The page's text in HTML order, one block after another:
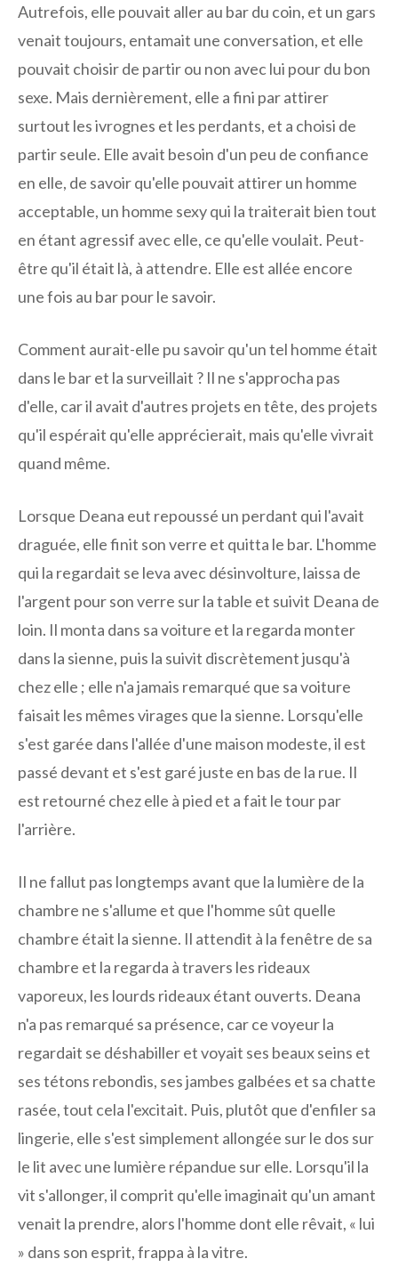
Autrefois, elle pouvait aller au bar du coin, et un gars
venait toujours, entamait une conversation, et elle
pouvait choisir de partir ou non avec lui pour du bon
sexe. Mais dernièrement, elle a fini par attirer
surtout les ivrognes et les perdants, et a choisi de
partir seule. Elle avait besoin d'un peu de confiance
en elle, de savoir qu'elle pouvait attirer un homme
acceptable, un homme sexy qui la traiterait bien tout
en étant agressif avec elle, ce qu'elle voulait. Peut-
être qu'il était là, à attendre. Elle est allée encore
une fois au bar pour le savoir.
Comment aurait-elle pu savoir qu'un tel homme était
dans le bar et la surveillait ? Il ne s'approcha pas
d'elle, car il avait d'autres projets en tête, des projets
qu'il espérait qu'elle apprécierait, mais qu'elle vivrait
quand même.
Lorsque Deana eut repoussé un perdant qui l'avait
draguée, elle finit son verre et quitta le bar. L'homme
qui la regardait se leva avec désinvolture, laissa de
l'argent pour son verre sur la table et suivit Deana de
loin. Il monta dans sa voiture et la regarda monter
dans la sienne, puis la suivit discrètement jusqu'à
chez elle ; elle n'a jamais remarqué que sa voiture
faisait les mêmes virages que la sienne. Lorsqu'elle
s'est garée dans l'allée d'une maison modeste, il est
passé devant et s'est garé juste en bas de la rue. Il
est retourné chez elle à pied et a fait le tour par
l'arrière.
Il ne fallut pas longtemps avant que la lumière de la
chambre ne s'allume et que l'homme sût quelle
chambre était la sienne. Il attendit à la fenêtre de sa
chambre et la regarda à travers les rideaux
vaporeux, les lourds rideaux étant ouverts. Deana
n'a pas remarqué sa présence, car ce voyeur la
regardait se déshabiller et voyait ses beaux seins et
ses tétons rebondis, ses jambes galbées et sa chatte
rasée, tout cela l'excitait. Puis, plutôt que d'enfiler sa
lingerie, elle s'est simplement allongée sur le dos sur
le lit avec une lumière répandue sur elle. Lorsqu'il la
vit s'allonger, il comprit qu'elle imaginait qu'un amant
venait la prendre, alors l'homme dont elle rêvait, « lui
» dans son esprit, frappa à la vitre.